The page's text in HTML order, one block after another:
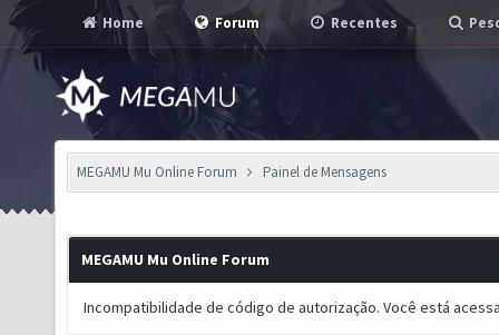
Home Forum Recentes
MEGAMU Mu Online Forum Painel de Mensagens
MEGAMU Mu Online Forum
Incompatibilidade de código de autorização. Você está